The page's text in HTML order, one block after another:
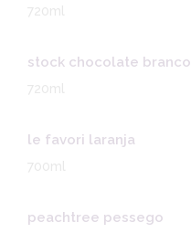
stock chocolate branco
le favori laranja
peachtree pessego